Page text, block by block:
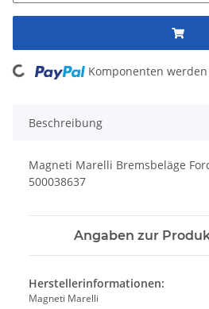
Loading... Komponenten
Beschreibung
Magneti Marelli Bremsbeläge
500038637
Angaben zur
Herstellerinformationen:
Magneti Marelli